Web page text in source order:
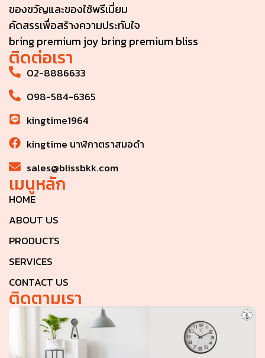
ของขวัญและของใช้พรีเมี่ยม
คัดสรรเพื่อสร้างความประทับใจ
bring premium joy bring premium bliss
ติดต่อเรา
02-8886633
098-584-6365
kingtime1964
kingtime นาฬิกาตราสมอดำ
sales@blissbkk.com
เมนูหลัก
HOME
ABOUT US
PRODUCTS
SERVICES
CONTACT US
ติดตามเรา